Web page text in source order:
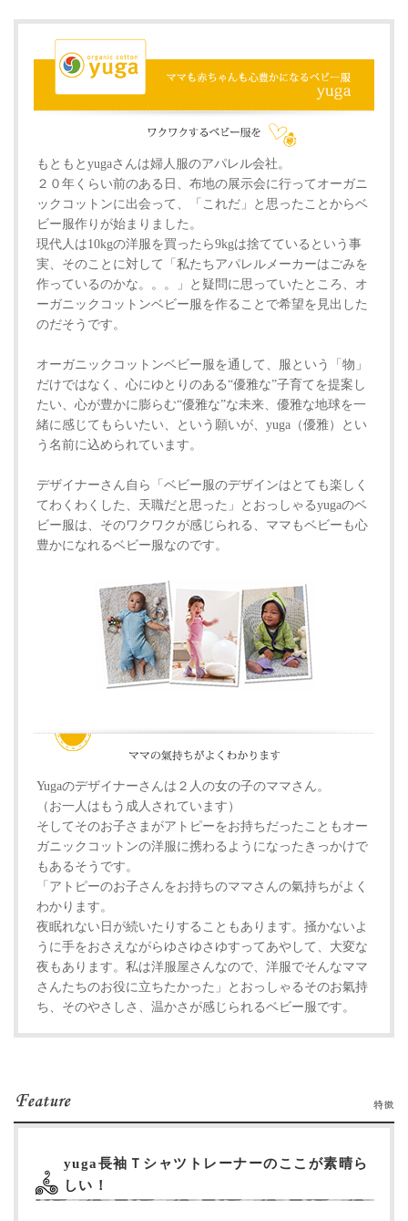
もともとyugaさんは婦人服のアパレル会社。
２０年くらい前のある日、布地の展示会に行ってオーガニ
ックコットンに出会って、「これだ」と思ったことからベ
ビー服作りが始まりました。
現代人は10kgの洋服を買ったら9kgは捨てているという事
実、そのことに対して「私たちアパレルメーカーはごみを
作っているのかな。。。」と疑問に思っていたところ、オ
ーガニックコットンベビー服を作ることで希望を見出した
のだそうです。
オーガニックコットンベビー服を通して、服という「物」
だけではなく、心にゆとりのある“優雅な”子育てを提案し
たい、心が豊かに膨らむ“優雅な”な未来、優雅な地球を一
緒に感じてもらいたい、という願いが、yuga（優雅）とい
う名前に込められています。
デザイナーさん自ら「ベビー服のデザインはとても楽しく
てわくわくした、天職だと思った」とおっしゃるyugaのベ
ビー服は、そのワクワクが感じられる、ママもベビーも心
豊かになれるベビー服なのです。
Yugaのデザイナーさんは２人の女の子のママさん。
（お一人はもう成人されています）
そしてそのお子さまがアトピーをお持ちだったこともオー
ガニックコットンの洋服に携わるようになったきっかけで
もあるそうです。
「アトピーのお子さんをお持ちのママさんの氣持ちがよく
わかります。
夜眠れない日が続いたりすることもあります。掻かないよ
うに手をおさえながらゆさゆさゆすってあやして、大変な
夜もあります。私は洋服屋さんなので、洋服でそんなママ
さんたちのお役に立ちたかった」とおっしゃるそのお氣持
ち、そのやさしさ、温かさが感じられるベビー服です。
yuga長袖Ｔシャツトレーナーのここが素晴ら
しい！